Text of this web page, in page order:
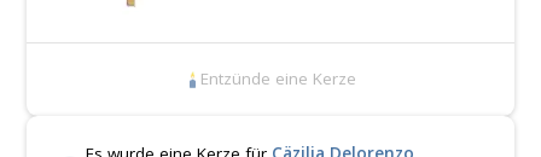
Entzünde eine Kerze